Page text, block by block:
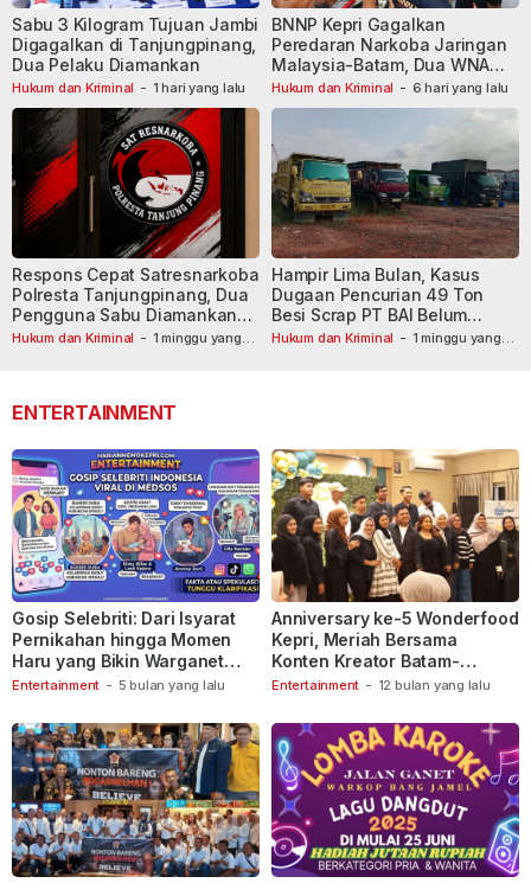
Hukum dan Kriminal - 1 hari yang lalu
Sabu 3 Kilogram Tujuan Jambi
Digagalkan di Tanjungpinang,
Dua Pelaku Diamankan
Hukum dan Kriminal - 6 hari yang lalu
BNNP Kepri Gagalkan
Peredaran Narkoba Jaringan
Malaysia-Batam, Dua WNA
Masih Diburu
Hukum dan Kriminal - 1 minggu yang
Respons Cepat Satresnarkoba
Polresta Tanjungpinang, Dua
Pengguna Sabu Diamankan
Usai Dilaporkan ke Call Center
Hukum dan Kriminal - 1 minggu yang
Hampir Lima Bulan, Kasus
Dugaan Pencurian 49 Ton
Besi Scrap PT BAI Belum
Tetapkan Tersangka
ENTERTAINMENT
Entertainment - 5 bulan yang lalu
Gosip Selebriti: Dari Isyarat
Pernikahan hingga Momen
Haru yang Bikin Warganet
Berspekulasi
Entertainment - 12 bulan yang lalu
Anniversary ke-5 Wonderfood
Kepri, Meriah Bersama
Konten Kreator Batam-
Tanjungpinang